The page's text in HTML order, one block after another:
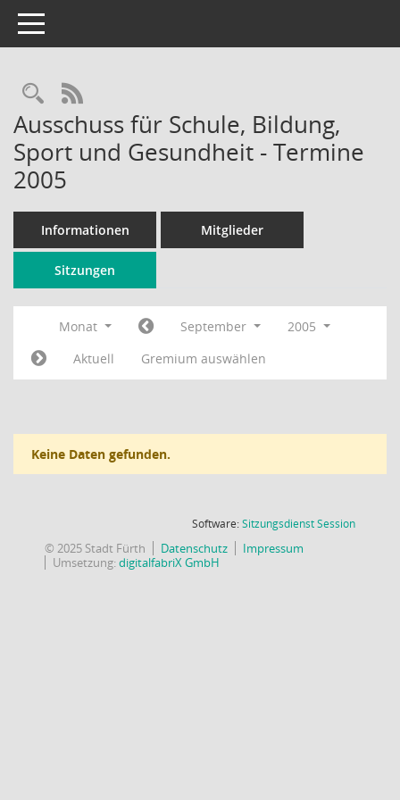
Toggle navigation
Rechercheauswahl
RSS-Feed
Ausschuss für Schule, Bildung,
Sport und Gesundheit - Termine
2005
Informationen Mitglieder
Sitzungen
Monat September
2005
Aktuell
Gremium auswählen
Keine Daten gefunden.
Software:SitzungsdienstSession(Wird in
© 2025 Stadt Fürth Datenschutz
Impressum
Umsetzung:digitalfabriX GmbH